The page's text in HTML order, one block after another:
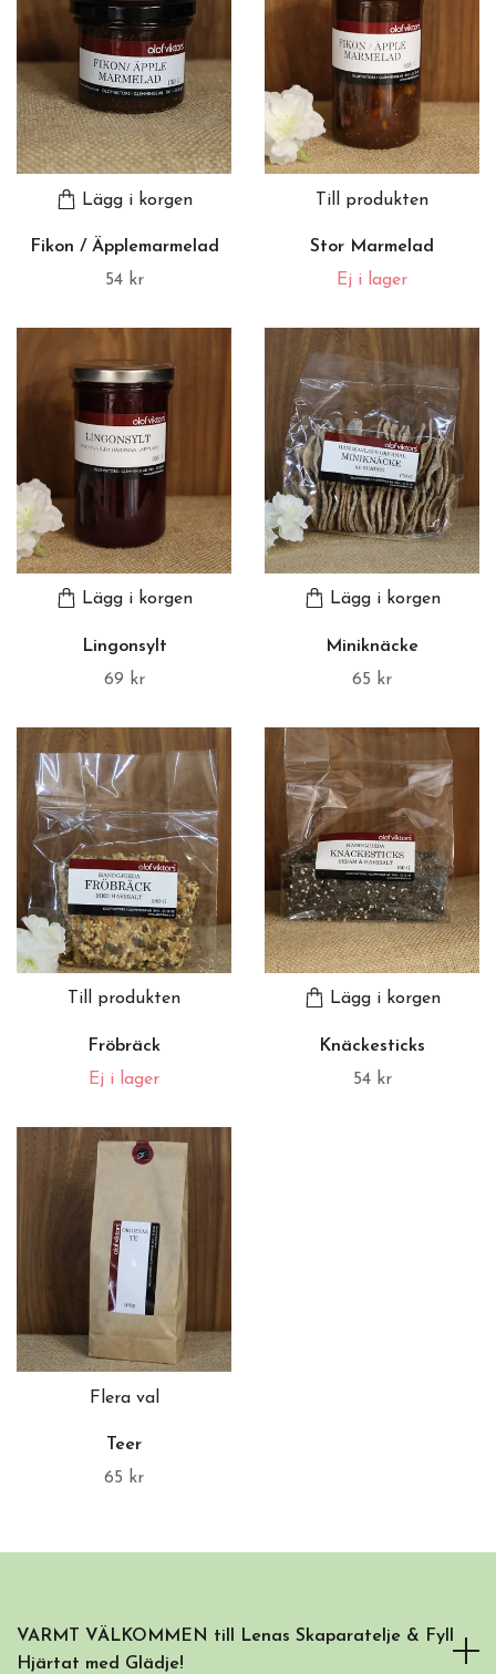
Lägg i korgen
Fikon / Äpplemarmelad
54 kr
Till produkten
Stor Marmelad
Ej i lager
Lägg i korgen
Lingonsylt
69 kr
Lägg i korgen
Miniknäcke
65 kr
Till produkten
Fröbräck
Ej i lager
Lägg i korgen
Knäckesticks
54 kr
Flera val
Teer
65 kr
VARMT VÄLKOMMEN till Lenas Skaparatelje & Fyll
Hjärtat med Glädje!